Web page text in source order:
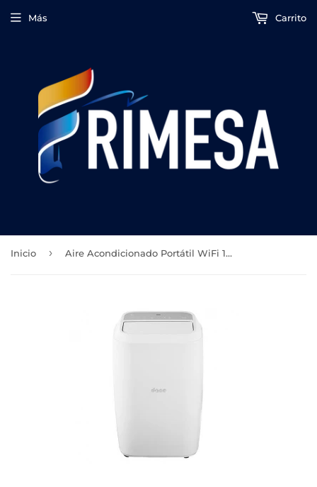
Más Carrito
Inicio › Aire Acondicionado Portátil WiFi 14,000 BTU’s Frio y Calor marca DACE SKU: DAPA1402CSM